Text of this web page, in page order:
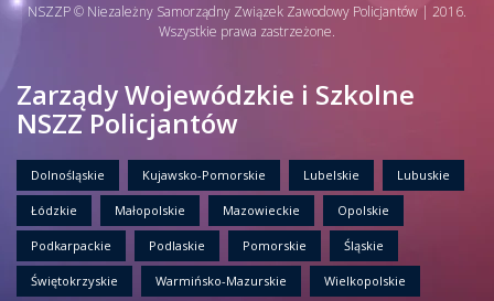
NSZZP © Niezależny Samorządny Związek Zawodowy Policjantów | 2016.
Wszystkie prawa zastrzeżone.
Zarządy Wojewódzkie i Szkolne
NSZZ Policjantów
Dolnośląskie Kujawsko-Pomorskie Lubelskie Lubuskie
Łódzkie Małopolskie Mazowieckie Opolskie
Podkarpackie Podlaskie Pomorskie Śląskie
Świętokrzyskie Warmińsko-Mazurskie Wielkopolskie